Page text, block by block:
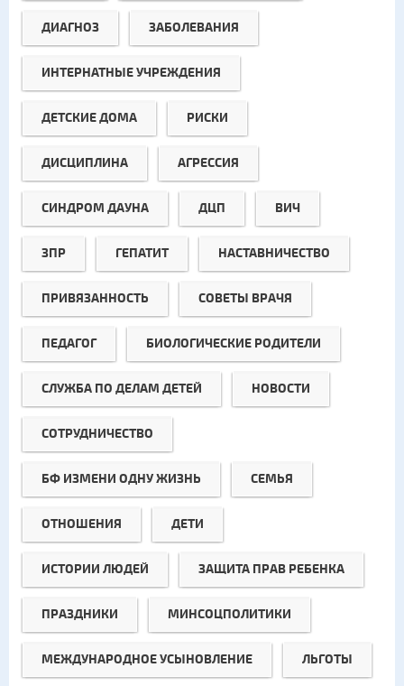
ДИАГНОЗ ЗАБОЛЕВАНИЯ
ИНТЕРНАТНЫЕ УЧРЕЖДЕНИЯ
ДЕТСКИЕ ДОМА РИСКИ
ДИСЦИПЛИНА АГРЕССИЯ
СИНДРОМ ДАУНА ДЦП ВИЧ
ЗПР ГЕПАТИТ НАСТАВНИЧЕСТВО
ПРИВЯЗАННОСТЬ СОВЕТЫ ВРАЧЯ
ПЕДАГОГ БИОЛОГИЧЕСКИЕ РОДИТЕЛИ
СЛУЖБА ПО ДЕЛАМ ДЕТЕЙ НОВОСТИ
СОТРУДНИЧЕСТВО
БФ ИЗМЕНИ ОДНУ ЖИЗНЬ СЕМЬЯ
ОТНОШЕНИЯ ДЕТИ
ИСТОРИИ ЛЮДЕЙ ЗАЩИТА ПРАВ РЕБЕНКА
ПРАЗДНИКИ МИНСОЦПОЛИТИКИ
МЕЖДУНАРОДНОЕ УСЫНОВЛЕНИЕ ЛЬГОТЫ